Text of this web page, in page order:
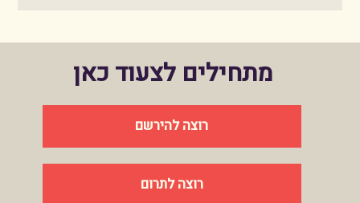
מתחילים לצעוד כאן
רוצה להירשם
רוצה לתרום